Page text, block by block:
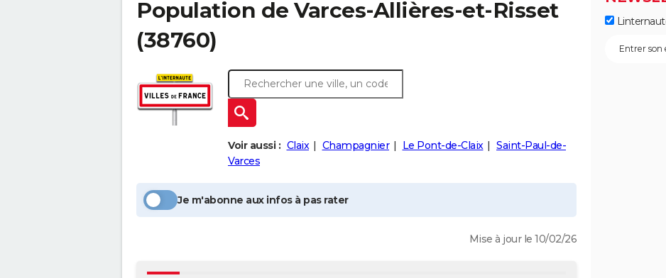
Population de Varces-Allières-et-Risset
(38760)
Voir aussi : Claix Champagnier Le Pont-de-Claix
Saint-Paul-de-
Varces
Je m'abonne aux infos à pas rater
Mise à jour le 10/02/26